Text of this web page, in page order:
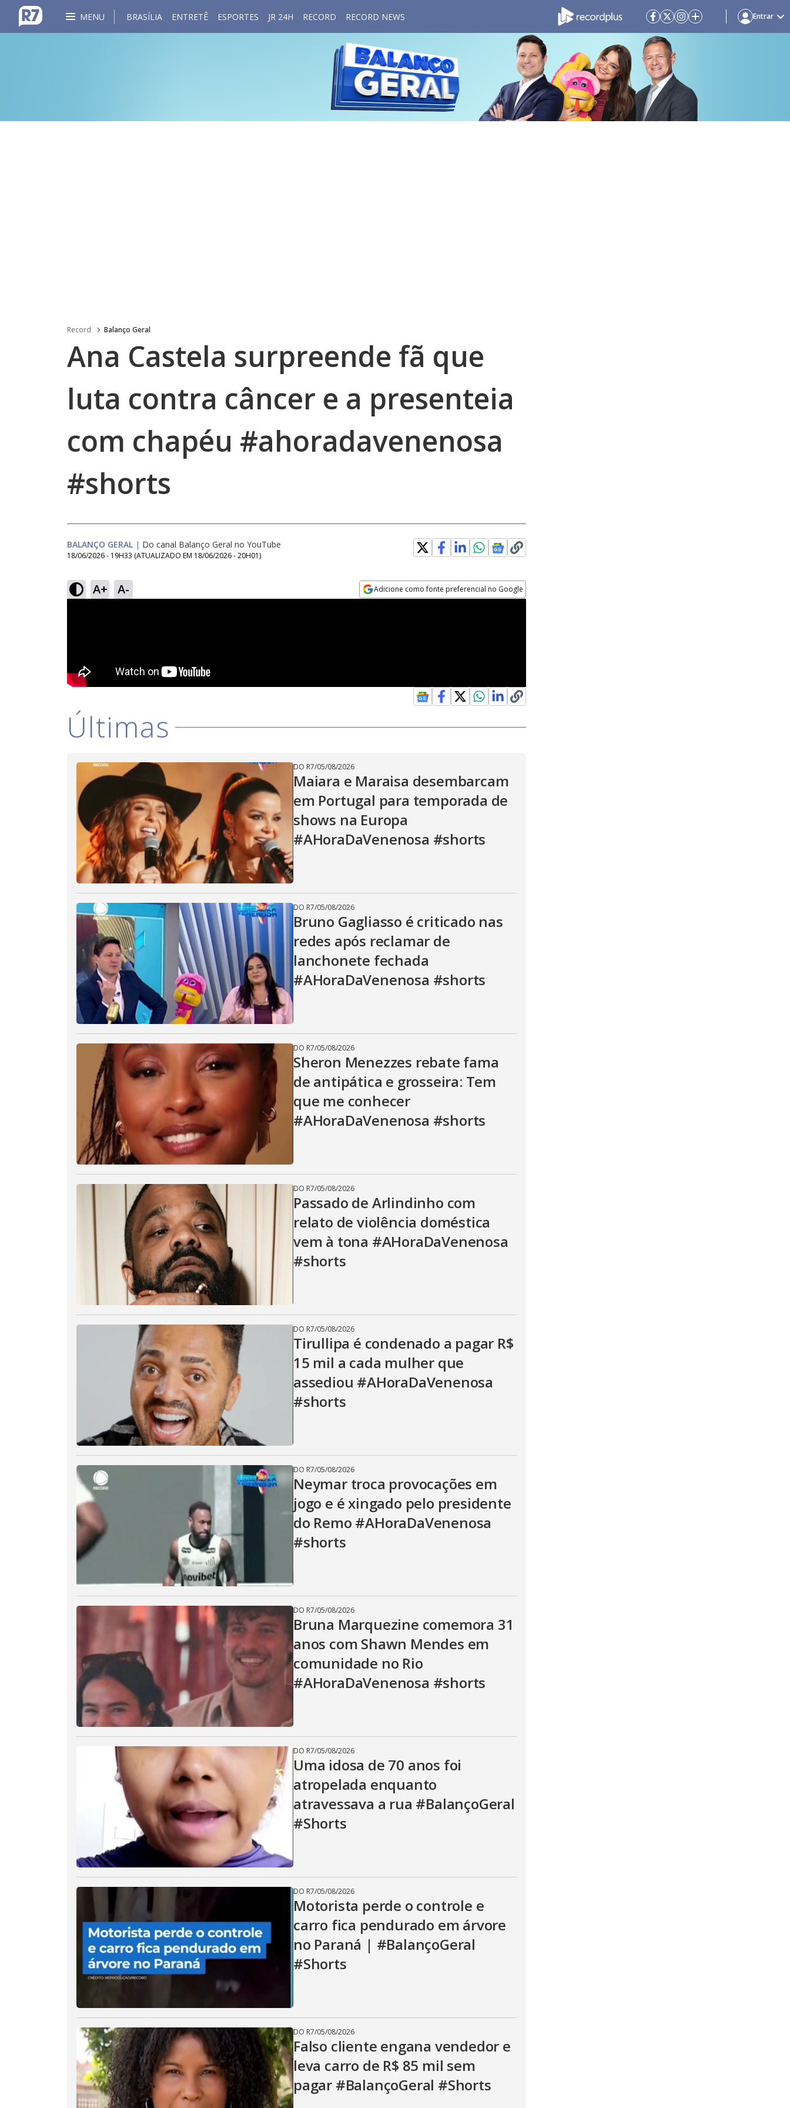
MENU BRASÍLIA ENTRETÊ ESPORTES JR 24H RECORD RECORD NEWS Entrar
Record Balanço Geral
Ana Castela surpreende fã que
luta contra câncer e a presenteia
com chapéu #ahoradavenenosa
#shorts
BALANÇO GERAL | Do canal Balanço Geral no YouTube
18/06/2026 - 19H33 (ATUALIZADO EM 18/06/2026 - 20H01)
A+ A- Adicione como fonte preferencial no Google
Últimas
DO R7/05/08/2026
Maiara e Maraisa desembarcam
em Portugal para temporada de
shows na Europa
#AHoraDaVenenosa #shorts
DO R7/05/08/2026
Bruno Gagliasso é criticado nas
redes após reclamar de
lanchonete fechada
#AHoraDaVenenosa #shorts
DO R7/05/08/2026
Sheron Menezzes rebate fama
de antipática e grosseira: Tem
que me conhecer
#AHoraDaVenenosa #shorts
DO R7/05/08/2026
Passado de Arlindinho com
relato de violência doméstica
vem à tona #AHoraDaVenenosa
#shorts
DO R7/05/08/2026
Tirullipa é condenado a pagar R$
15 mil a cada mulher que
assediou #AHoraDaVenenosa
#shorts
DO R7/05/08/2026
Neymar troca provocações em
jogo e é xingado pelo presidente
do Remo #AHoraDaVenenosa
#shorts
DO R7/05/08/2026
Bruna Marquezine comemora 31
anos com Shawn Mendes em
comunidade no Rio
#AHoraDaVenenosa #shorts
DO R7/05/08/2026
Uma idosa de 70 anos foi
atropelada enquanto
atravessava a rua #BalançoGeral
#Shorts
DO R7/05/08/2026
Motorista perde o controle e
carro fica pendurado em árvore
no Paraná | #BalançoGeral
#Shorts
DO R7/05/08/2026
Falso cliente engana vendedor e
leva carro de R$ 85 mil sem
pagar #BalançoGeral #Shorts